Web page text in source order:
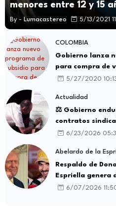
menores entre 12 y 15
By - Lumacastereo 5/13/2021
COLOMBIA
Gobierno lanza
para compra de
5/27/2020
Actualidad
⚖️ Gobierno
contratos
intermediación
6/23/2026
Abelardo de la
Respaldo de
Espriella genera
influencia
6/07/2026